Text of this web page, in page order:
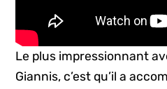
Le plus impressionnant
Giannis, c’est qu’il a